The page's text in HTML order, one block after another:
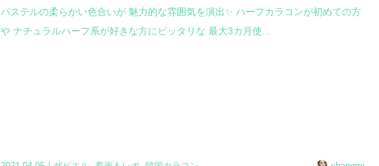
パステルの柔らかい色合いが 魅力的な雰囲気を演出✨ ハーフカラコンが初めての方
や ナチュラルハーフ系が好きな方にピッタリな 最大3カ月使...